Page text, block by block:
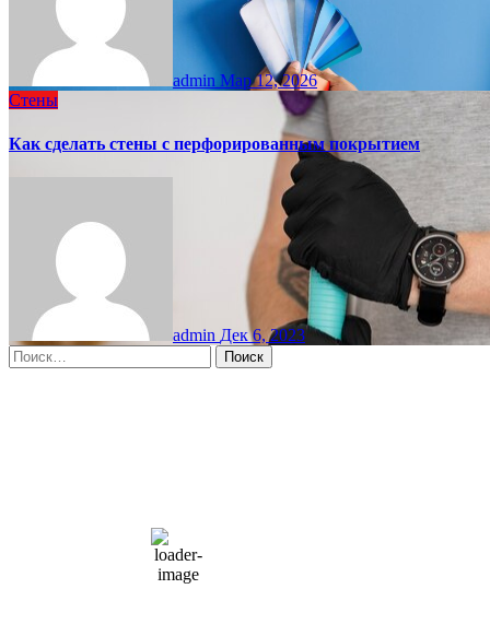
admin Мар 12, 2026
Стены
Как сделать стены с перфорированным покрытием
admin Дек 6, 2023
Найти:
66 %
1004 мб
10 mph